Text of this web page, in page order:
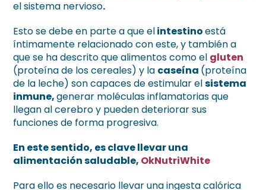
el sistema nervioso.
Esto se debe en parte a que elintestinoestá
íntimamente relacionado con este, y también a
que se ha descrito que alimentos como el gluten
(proteína de los cereales) y la caseína (proteína
de la leche) son capaces de estimular elsistema
inmune,generar moléculas inflamatorias que
llegan al cerebro y pueden deteriorar sus
funciones de forma progresiva.
En este sentido, es clave llevar una
alimentación saludable, OkNutriWhite
Para ello es necesario llevar una ingesta calórica